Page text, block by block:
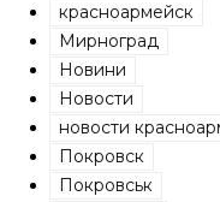
красноармейск
Мирноград
Новини
Новости
новости
Покровск
Покровськ